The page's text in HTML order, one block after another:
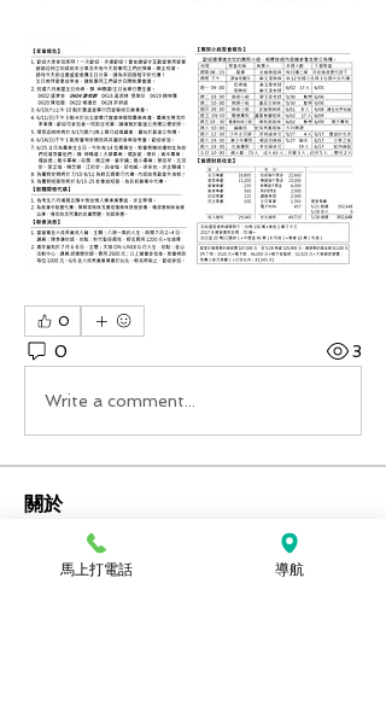
0
0 3
Write a comment...
關於
想要看上週的週報嗎？可以到這裡查
馬上打電話 導航